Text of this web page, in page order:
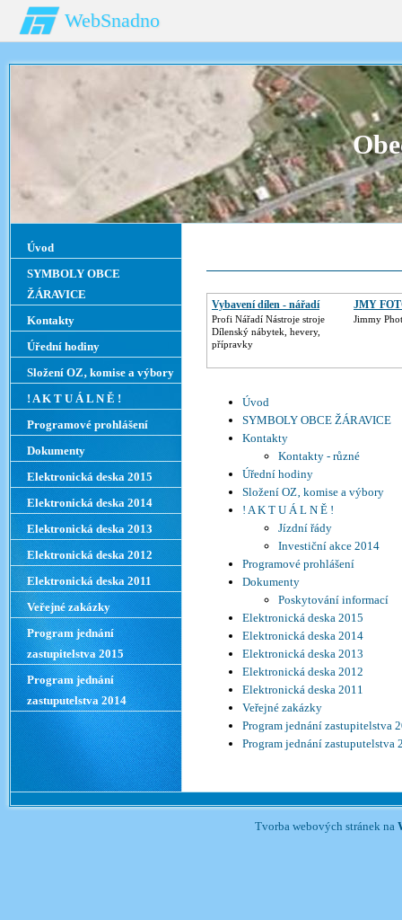
WebSnadno
Vybavení dílen - nářadí
Profi Nářadí Nástroje stroje
Dílenský nábytek, hevery,
přípravky
JMY
Jimmy
Úvod
SYMBOLY OBCE ŽÁRAVICE
Kontakty
Kontakty - různé
Úřední hodiny
Složení OZ‚ komise a výbory
! A K T U Á L N Ě !
Jízdní řády
Investiční akce 2014
Programové prohlášení
Dokumenty
Poskytování informací
Elektronická deska 2015
Elektronická deska 2014
Elektronická deska 2013
Elektronická deska 2012
Elektronická deska 2011
Veřejné zakázky
Program jednání zastupitelstva
Program jednání zastuputelstva
Úvod
SYMBOLY OBCE
ŽÁRAVICE
Kontakty
Úřední hodiny
Složení OZ‚ komise a výbory
! A K T U Á L N Ě !
Programové prohlášení
Dokumenty
Elektronická deska 2015
Elektronická deska 2014
Elektronická deska 2013
Elektronická deska 2012
Elektronická deska 2011
Veřejné zakázky
Program jednání
zastupitelstva 2015
Program jednání
zastuputelstva 2014
Tvorba webových stránek na